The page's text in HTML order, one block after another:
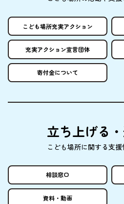
こども場所充実アクション
充実アクション宣言団体
寄付金について
立ち上げる・
こども場所に関する支援
相談窓口
資料 ・ 動画